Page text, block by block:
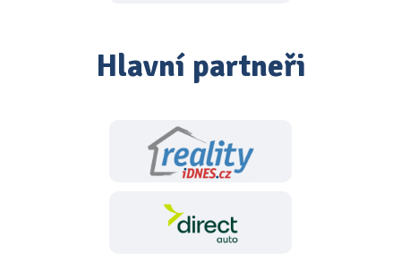
Hlavní partneři